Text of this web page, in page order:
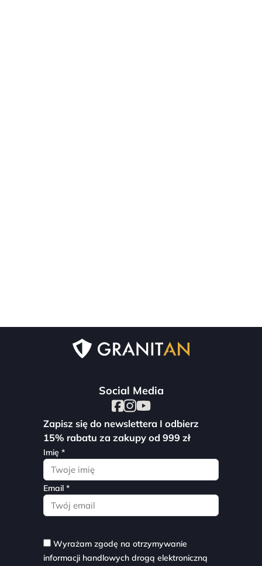
Social Media
Zapisz się do newslettera I odbierz
15% rabatu za zakupy od 999 zł
Imię *
Email *
Wyrażam zgodę na otrzymywanie
informacji handlowych drogą elektroniczną